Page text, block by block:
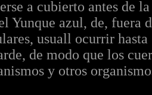
a cubierto antes de la
Yunque azul, de, fuera
usuall ocurrir hasta
de modo que los
y otros